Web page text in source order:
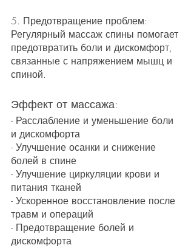
5. Предотвращение проблем:
Регулярный массаж спины помогает
предотвратить боли и дискомфорт,
связанные с напряжением мышц и
спиной.
Эффект от массажа:
- Расслабление и уменьшение боли
и дискомфорта
- Улучшение осанки и снижение
болей в спине
- Улучшение циркуляции крови и
питания тканей
- Ускоренное восстановление после
травм и операций
- Предотвращение болей и
дискомфорта